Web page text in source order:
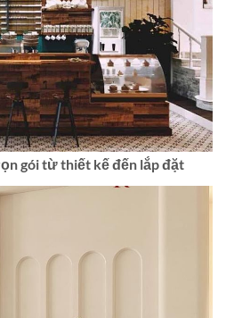
gói từ thiết kế đến lắp đặt